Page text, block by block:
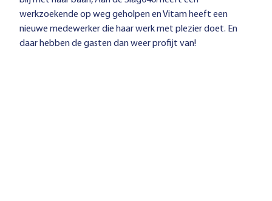
werkzoekende op weg geholpen en Vitam heeft een
nieuwe medewerker die haar werk met plezier doet. En
daar hebben de gasten dan weer profijt van!